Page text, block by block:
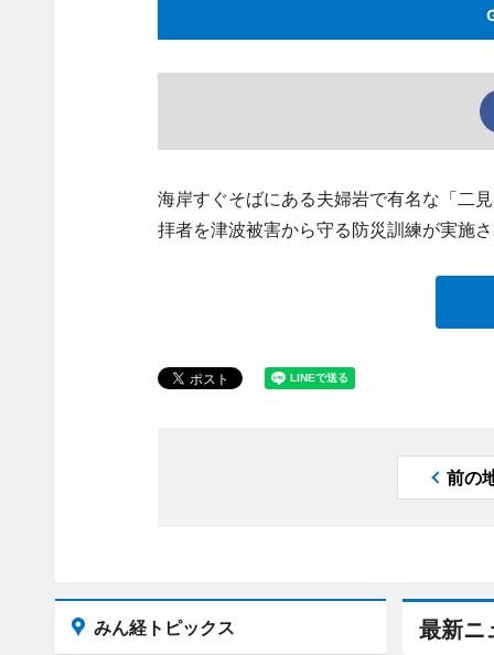
海岸すぐそばにある夫婦岩で有名な「二
拝者を津波被害から守る防災訓練が実施
前の
最新ニ
みん経トピックス